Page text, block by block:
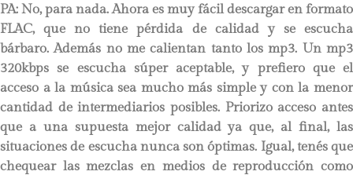
PA: No, para nada. Ahora es muy fácil descargar en formato
FLAC, que no tiene pérdida de calidad y se escucha
bárbaro. Además no me calientan tanto los mp3. Un mp3
320kbps se escucha súper aceptable, y prefiero que el
acceso a la música sea mucho más simple y con la menor
cantidad de intermediarios posibles. Priorizo acceso antes
que a una supuesta mejor calidad ya que, al final, las
situaciones de escucha nunca son óptimas. Igual, tenés que
chequear las mezclas en medios de reproducción como